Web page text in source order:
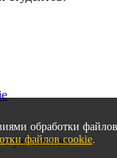
обработки файлов
файлов cookie.
с указанием